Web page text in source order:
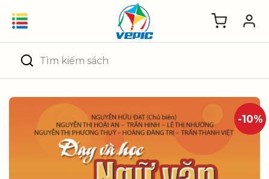
Tìm
kiếm:
-10%